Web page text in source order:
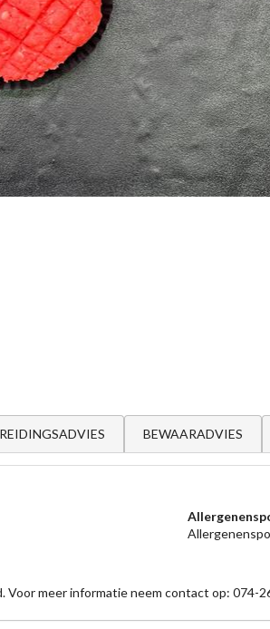
BEWAARADVIES
meer informatie neem contact op: 074-